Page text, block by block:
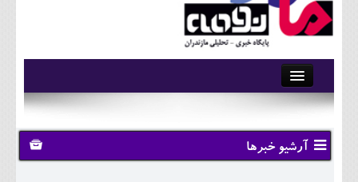
آرشیو
تماس با ما
وبلاگ
آرشیو خبرها